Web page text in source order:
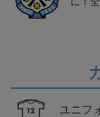
ユニフ